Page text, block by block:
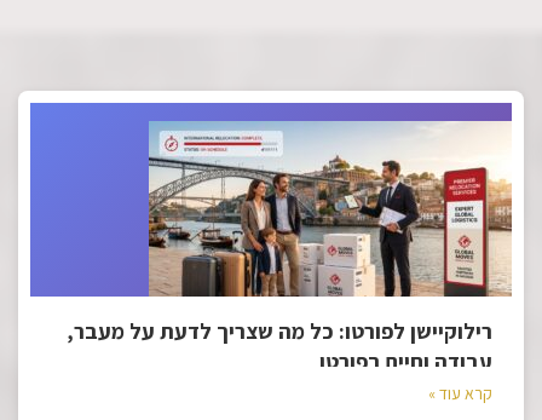
רילוקיישן לפורטו: כל מה שצריך לדעת על מעבר,
עבודה וחיים בפורטו
קרא עוד »